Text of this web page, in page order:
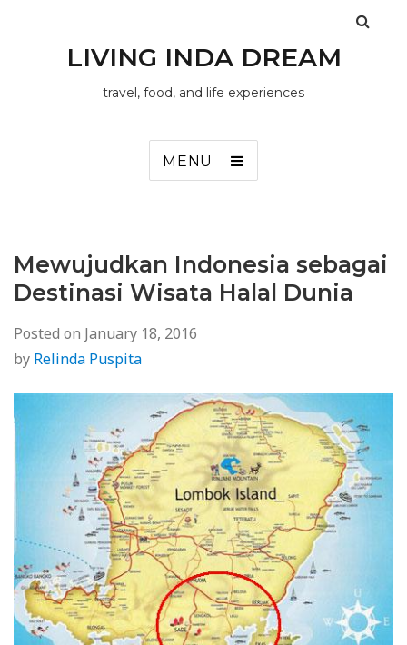
LIVING INDA DREAM
travel, food, and life experiences
MENU
Mewujudkan Indonesia sebagai
Destinasi Wisata Halal Dunia
Posted on January 18, 2016
by Relinda Puspita